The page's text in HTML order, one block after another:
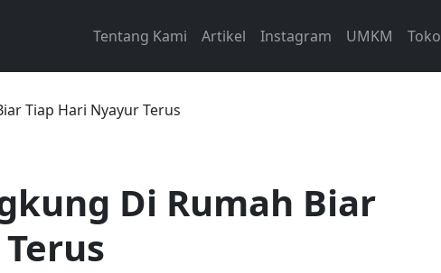
Tentang Kami Artikel Instagram UMKM Toko
Tiap Hari Nyayur Terus
Di Rumah Biar